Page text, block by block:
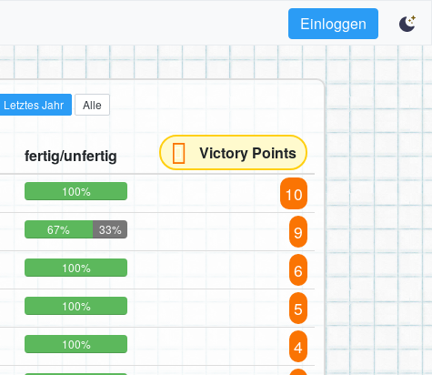
Einloggen
Letztes Jahr Alle
fertig/unfertig
Victory Points
100% 10
67% 33% 9
100% 6
100% 5
100% 4